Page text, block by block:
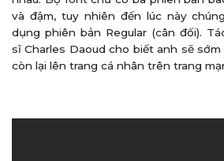
và đậm, tuy nhiên đến lúc này
dụng phiên bản Regular (cân đối).
sĩ Charles Daoud cho biết anh sẽ
còn lại lên trang cá nhân trên trang